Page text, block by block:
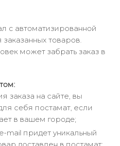
с автоматизированной
товаров.
может забрать заказ в
заказа на сайте, вы
себя постамат, если
в вашем городе;
mail придет уникальный